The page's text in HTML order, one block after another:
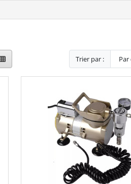
Trier par :